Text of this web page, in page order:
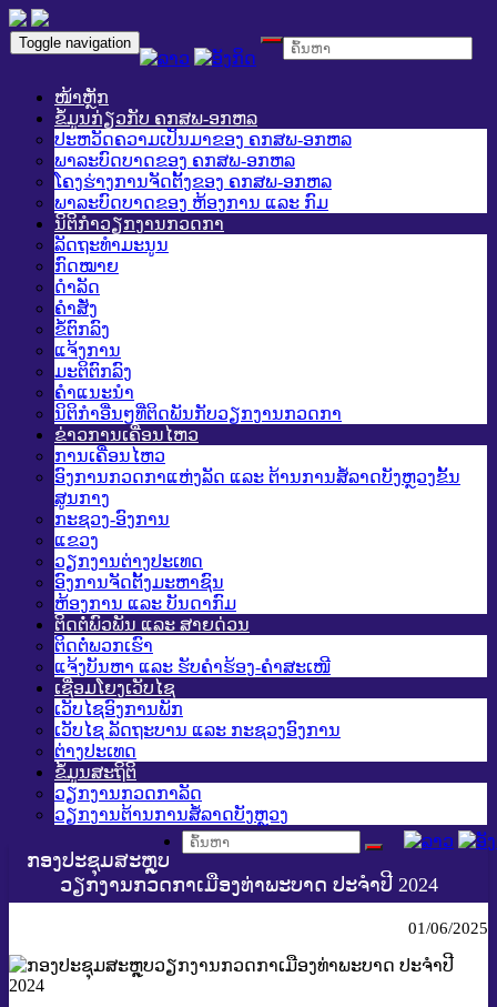
Toggle navigation
ໜ້າຫຼັກ
ຂໍ້ມູນກ່ຽວກັບ ຄກສພ-ອກຫລ
ປະຫວັດຄວາມເປັນມາຂອງ ຄກສພ-ອກຫລ
ພາລະບົດບາດຂອງ ຄກສພ-ອກຫລ
ໂຄງຮ່າງການຈັດຕັ້ງຂອງ ຄກສພ-ອກຫລ
ພາລະບົດບາດຂອງ ຫ້ອງການ ແລະ ກົມ
ນິຕິກໍາວຽກງານກວດກາ
ລັດຖະທໍາມະນູນ
ກົດໝາຍ
ດໍາລັດ
ຄໍາສັ່ງ
ຂໍ້ຕົກລົງ
ແຈ້ງການ
ມະຕິຕົກລົງ
ຄໍາແນະນໍາ
ນິຕິກໍາອື່ນໆທີ່ຕິດພັນກັບວຽກງານກວດກາ
ຂ່າວການເຄື່ອນໄຫວ
ການເຄື່ອນໄຫວ
ອົງການກວດກາແຫ່ງລັດ ແລະ ຕ້ານການສໍ້ລາດບັງຫຼວງຂັ້ນ
ສູນກາງ
ກະຊວງ-ອົງການ
ແຂວງ
ວຽກງານຕ່າງປະເທດ
ອົງການຈັດຕັ້ງມະຫາຊົນ
ຫ້ອງການ ແລະ ບັນດາກົມ
ຕິດຕໍ່ພົວພັນ ແລະ ສາຍດ່ວນ
ຕິດຕໍ່ພວກເຮົາ
ແຈ້ງບັນຫາ ແລະ ຮັບຄໍາຮ້ອງ-ຄໍາສະເໜີ
ເຊື່ອມໂຍງເວັບໄຊ
ເວັບໄຊອົງການພັກ
ເວັບໄຊ ລັດຖະບານ ແລະ ກະຊວງອົງການ
ຕ່າງປະເທດ
ຂໍ້ມູນສະຖິຕິ
ວຽກງານກວດກາລັດ
ວຽກງານຕ້ານການສໍ້ລາດບັງຫຼວງ
ກອງປະຊຸມສະຫຼຸບ
ວຽກງານກວດກາເມືອງທ່າພະບາດ ປະຈໍາປີ 2024
01/06/2025